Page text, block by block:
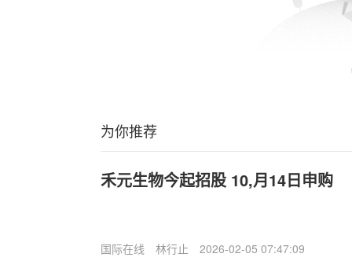
为你推荐
禾元生物今起招股 10,月14日申购
国际在线 林行止 2026-02-05 07:47:09